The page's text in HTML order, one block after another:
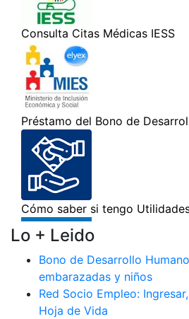
Lo + Leido
Bono de Desarrollo
embarazadas y niños
Red Socio Empleo:
Hoja de Vida